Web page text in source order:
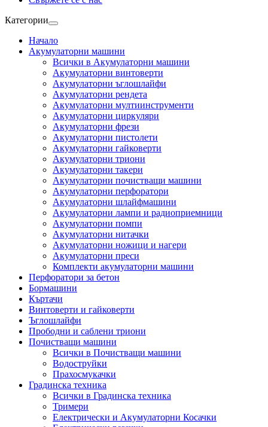
Категории
Начало
Акумулаторни машини
Всички в Акумулаторни машини
Акумулаторни винтоверти
Акумулаторни ъглошлайфи
Акумулаторни рендета
Акумулаторни мултиинструменти
Акумулаторни циркуляри
Акумулаторни фрези
Акумулаторни пистолети
Акумулаторни гайковерти
Акумулаторни триони
Акумулаторни такери
Акумулаторни почистващи машини
Акумулаторни перфоратори
Акумулаторни шлайфмашини
Акумулаторни лампи и радиоприемници
Акумулаторни помпи
Акумулаторни нитачки
Акумулаторни ножици и нагери
Акумулаторни преси
Комплекти акумулаторни машини
Перфоратори за бетон
Бормашини
Къртачи
Винтоверти и гайковерти
Ъглошлайфи
Прободни и саблени триони
Почистващи машини
Всички в Почистващи машини
Водоструйки
Прахосмукачки
Градинска техника
Всички в Градинска техника
Тримери
Електрически и Акумулаторни Косачки